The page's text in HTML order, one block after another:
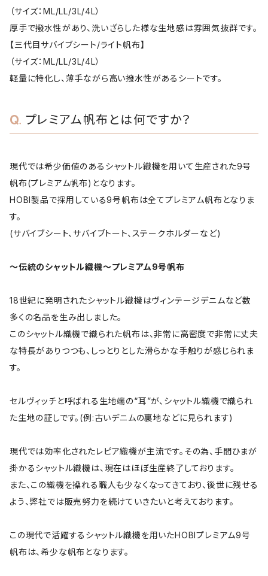
（サイズ：ML/LL/3L/4L）
厚手で撥水性があり、洗いざらした様な生地感は雰囲気抜群です。
【三代目サバイブシート/ライト帆布】
（サイズ：ML/LL/3L/4L）
軽量に特化し、薄手ながら高い撥水性があるシートです。
プレミアム帆布とは何ですか？
現代では希少価値のあるシャットル織機を用いて生産された9号
帆布(プレミアム帆布)となります。
HOBI製品で採用している9号帆布は全てプレミアム帆布となりま
す。
(サバイブシート、サバイブトート、ステークホルダーなど)
～伝統のシャットル織機～プレミアム9号帆布
18世紀に発明されたシャットル織機はヴィンテージデニムなど数
多くの名品を生み出しました。
このシャットル織機で織られた帆布は、非常に高密度で非常に丈夫
な特長がありつつも、しっとりとした滑らかな手触りが感じられま
す。
セルヴィッチと呼ばれる生地端の“耳”が、シャットル織機で織られ
た生地の証しです。(例:古いデニムの裏地などに見られます)
現代では効率化されたレピア織機が主流です。その為、手間ひまが
掛かるシャットル織機は、現在はほぼ生産終了しております。
また、この織機を操れる職人も少なくなってきており、後世に残せる
よう、弊社では販売努力を続けていきたいと考えております。
この現代で活躍するシャットル織機を用いたHOBIプレミアム9号
帆布は、希少な帆布となります。